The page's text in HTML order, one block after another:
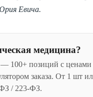
Евича.
медицина?
100+ позиций с ценами
заказа. От 1 шт
/ 223-ФЗ.